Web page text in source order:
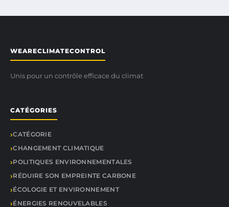
WEARECLIMATECONTROL
Unis pour un contrôle efficace du climat
CATÉGORIES
CATÉGORIE
CHANGEMENT CLIMATIQUE
POLITIQUES ENVIRONNEMENTALES
RÉDUIRE SON EMPREINTE CARBONE
ÉCOLOGIE ET ENVIRONNEMENT
ÉNERGIES RENOUVELABLES